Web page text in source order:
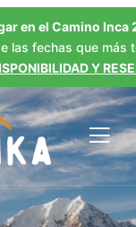
en el Camino Inca
las fechas que más
Y